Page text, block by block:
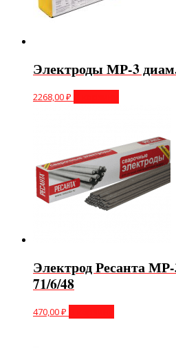
Электроды МР-3
2268,00₽
Электрод Ресанта
71/6/48
470,00₽